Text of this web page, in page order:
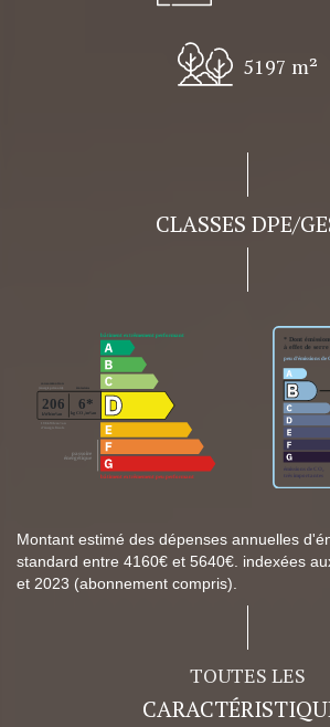
5197 m²
CLASSES DPE/
Montant estimé des dépenses annuelles
standard entre 4160€ et 5640€. indexées
et 2023 (abonnement compris).
TOUTES LES